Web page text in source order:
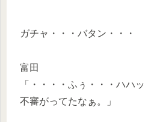
ガチャ・・・バタン・・・
富田
「・・・・ふぅ・・・ハハ
不審がってたなぁ。」